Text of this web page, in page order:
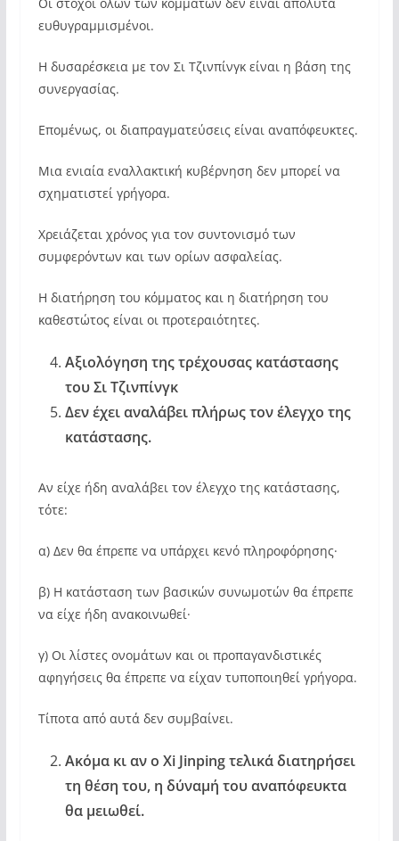
Οι στόχοι όλων των κομμάτων δεν είναι απόλυτα
ευθυγραμμισμένοι.
Η δυσαρέσκεια με τον Σι Τζινπίνγκ είναι η βάση της
συνεργασίας.
Επομένως, οι διαπραγματεύσεις είναι αναπόφευκτες.
Μια ενιαία εναλλακτική κυβέρνηση δεν μπορεί να
σχηματιστεί γρήγορα.
Χρειάζεται χρόνος για τον συντονισμό των
συμφερόντων και των ορίων ασφαλείας.
Η διατήρηση του κόμματος και η διατήρηση του
καθεστώτος είναι οι προτεραιότητες.
Αξιολόγηση της τρέχουσας κατάστασης
του Σι Τζινπίνγκ
Δεν έχει αναλάβει πλήρως τον έλεγχο της
κατάστασης.
Αν είχε ήδη αναλάβει τον έλεγχο της κατάστασης,
τότε:
α) Δεν θα έπρεπε να υπάρχει κενό πληροφόρησης·
β) Η κατάσταση των βασικών συνωμοτών θα έπρεπε
να είχε ήδη ανακοινωθεί·
γ) Οι λίστες ονομάτων και οι προπαγανδιστικές
αφηγήσεις θα έπρεπε να είχαν τυποποιηθεί γρήγορα.
Τίποτα από αυτά δεν συμβαίνει.
Ακόμα κι αν ο Xi Jinping τελικά διατηρήσει
τη θέση του, η δύναμή του αναπόφευκτα
θα μειωθεί.